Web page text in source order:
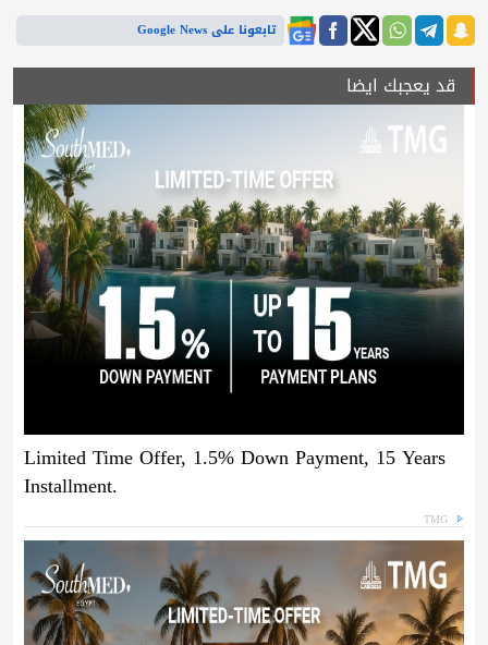
تابعونا على Google News
قد يعجبك ايضا
Limited Time Offer, 1.5% Down Payment, 15 Years
Installment.
TMG